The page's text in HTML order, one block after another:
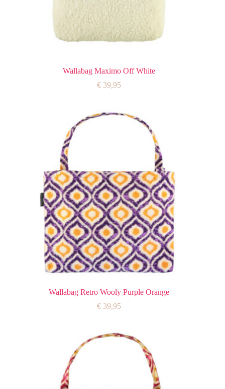
Wallabag Maximo Off White
€ 39,95
Wallabag Retro Wooly Purple Orange
€ 39,95